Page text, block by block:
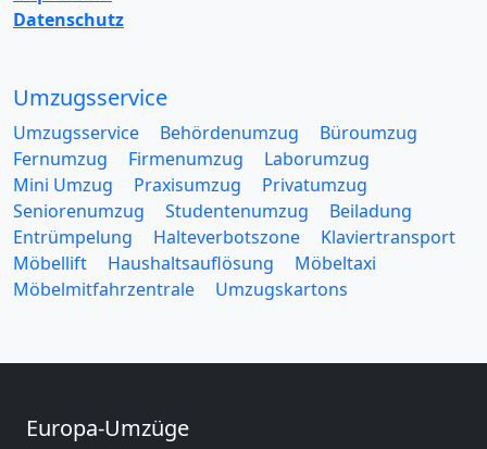
Datenschutz
Umzugsservice
Umzugsservice Behördenumzug
Büroumzug
Fernumzug
Firmenumzug
Laborumzug
Mini Umzug
Praxisumzug
Privatumzug
Seniorenumzug
Studentenumzug
Beiladung
Entrümpelung
Halteverbotszone
Klaviertransport
Möbellift
Haushaltsauflösung
Möbeltaxi
Möbelmitfahrzentrale
Umzugskartons
Europa-Umzüge